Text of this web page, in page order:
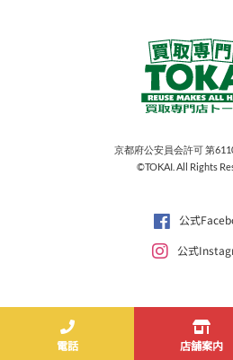
京都府公安員会許可 第
©TOKAI. All Rights
公式
公式
電話 店舗案内